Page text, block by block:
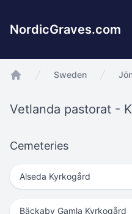
NordicGraves.com
Sweden
Vetlanda pastorat -
Cemeteries
Alseda Kyrkogård
Bäckaby Gamla Kyrkogård